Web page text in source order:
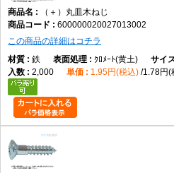
（＋）丸皿木ねじ
600000020027013002
この商品の詳細はコチラ
鉄
ｸﾛﾒｰﾄ(黄土)
2,000
1.95円(税込) 1.78円(